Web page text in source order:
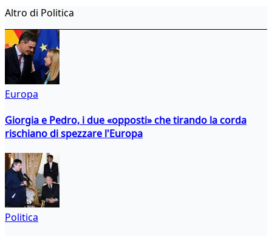
Altro di Politica
Europa
Giorgia e Pedro, i due «opposti» che tirando la corda
rischiano di spezzare l'Europa
Politica